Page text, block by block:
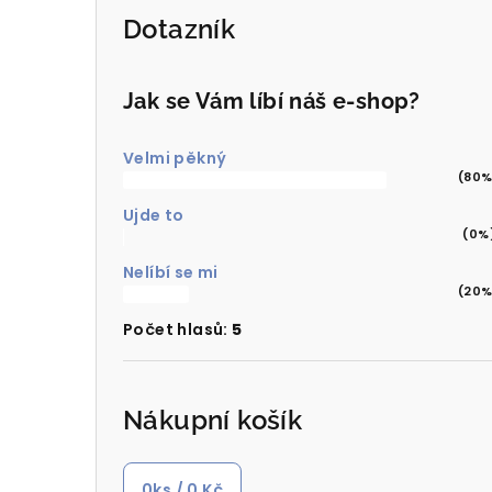
Dotazník
Jak se Vám líbí náš e-shop?
Velmi pěkný
Ujde to
Nelíbí se mi
Počet hlasů: 5
Nákupní košík